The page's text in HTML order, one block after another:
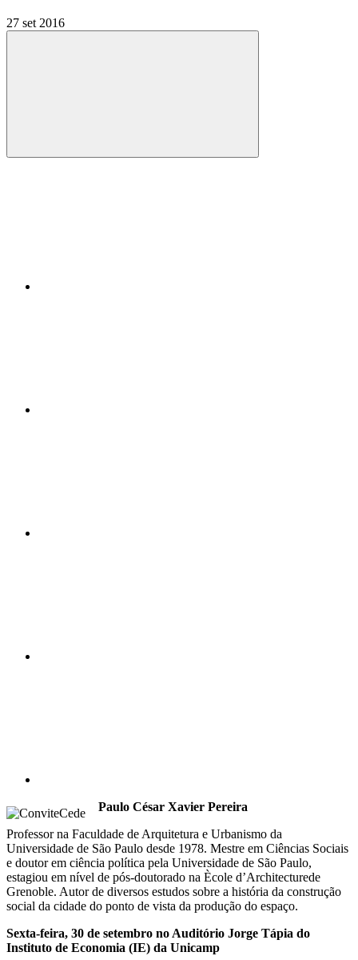
27 set 2016
Compartilhar
Paulo César Xavier Pereira
Professor na Faculdade de Arquitetura e Urbanismo da
Universidade de São Paulo desde 1978. Mestre em Ciências Sociais
e doutor em ciência política pela Universidade de São Paulo,
estagiou em nível de pós-doutorado na Ècole d’Architecturede
Grenoble. Autor de diversos estudos sobre a história da construção
social da cidade do ponto de vista da produção do espaço.
Sexta-feira, 30 de setembro no Auditório Jorge Tápia do
Instituto de Economia (IE) da Unicamp